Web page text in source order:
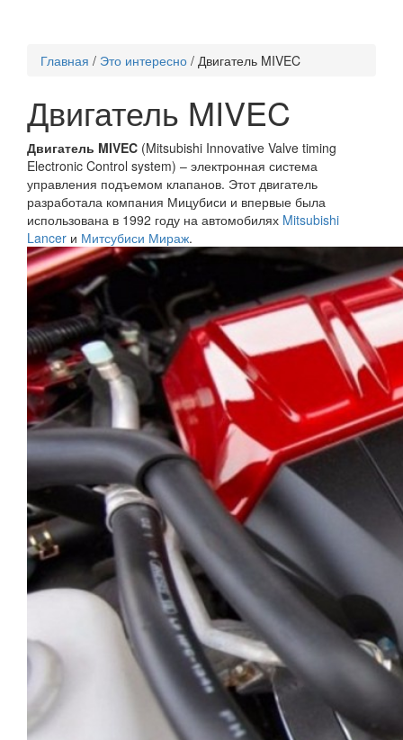
Главная / Это интересно / Двигатель MIVEC
Двигатель MIVEC
Двигатель MIVEC (Mitsubishi Innovative Valve timing
Electronic Control system) – электронная система
управления подъемом клапанов. Этот двигатель
разработала компания Мицубиси и впервые была
использована в 1992 году на автомобилях Mitsubishi
Lancer и Митсубиси Мираж.